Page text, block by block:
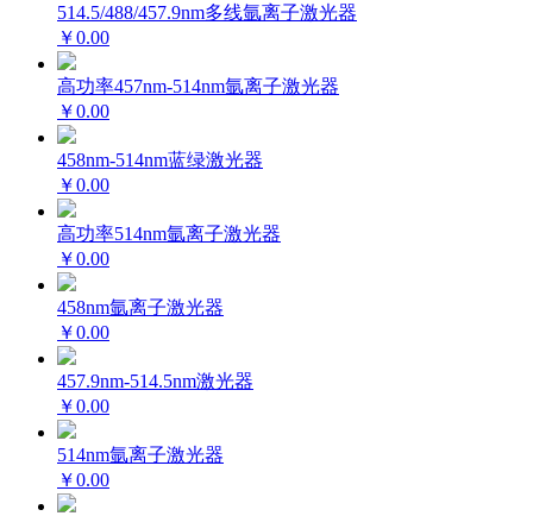
514.5/488/457.9nm多线氩离子激光器
￥0.00
高功率457nm-514nm氩离子激光器
￥0.00
458nm-514nm蓝绿激光器
￥0.00
高功率514nm氩离子激光器
￥0.00
458nm氩离子激光器
￥0.00
457.9nm-514.5nm激光器
￥0.00
514nm氩离子激光器
￥0.00